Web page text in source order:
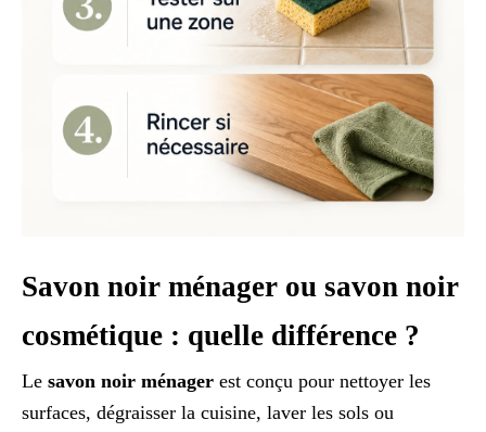
Savon noir ménager ou savon noir
cosmétique : quelle différence ?
Le savon noir ménager est conçu pour nettoyer les
surfaces, dégraisser la cuisine, laver les sols ou